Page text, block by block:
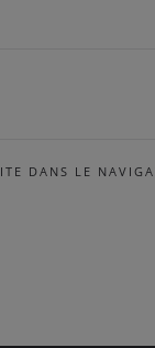
DANS LE